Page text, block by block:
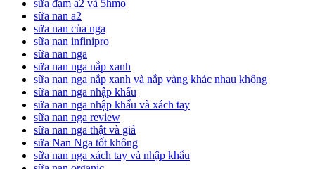
sữa đạm a2 và 5hmo
sữa nan a2
sữa nan của nga
sữa nan infinipro
sữa nan nga
sữa nan nga nắp xanh
sữa nan nga nắp xanh và nắp vàng khác nhau không
sữa nan nga nhập khẩu
sữa nan nga nhập khẩu và xách tay
sữa nan nga review
sữa nan nga thật và giả
sữa Nan Nga tốt không
sữa nan nga xách tay và nhập khẩu